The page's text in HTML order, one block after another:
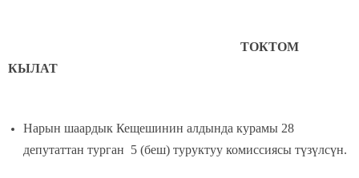
ТОКТОМ
КЫЛАТ
Нарын шаардык Кещешинин алдында курамы 28
депутаттан турган 5 (беш) туруктуу комиссиясы түзүлсүн.